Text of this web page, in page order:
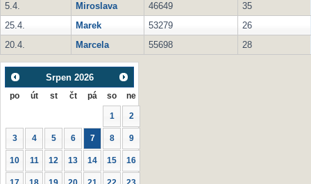
5.4.
Miroslava 46649
35
25.4.
Marek 53279
26
20.4.
Marcela 55698 28
Srpen 2026
po út st čt pá so ne
1 2
3 4 5 6 7 8 9
10 11 12 13 14 15 16